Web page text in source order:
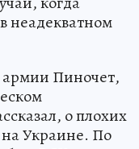
неадекватном
армии Пиночет,
о плохих
на Украине. По